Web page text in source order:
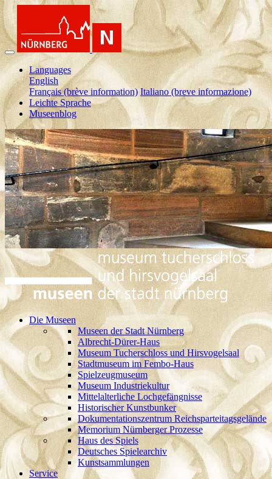
Languages
English
Français (brève information) Italiano (breve informazione)
Leichte Sprache
Museenblog
Die Museen
Museen der Stadt Nürnberg
Albrecht-Dürer-Haus
Museum Tucherschloss und Hirsvogelsaal
Stadtmuseum im Fembo-Haus
Spielzeugmuseum
Museum Industriekultur
Mittelalterliche Lochgefängnisse
Historischer Kunstbunker
Dokumentationszentrum Reichsparteitagsgelände
Memorium Nürnberger Prozesse
Haus des Spiels
Deutsches Spielearchiv
Kunstsammlungen
Service